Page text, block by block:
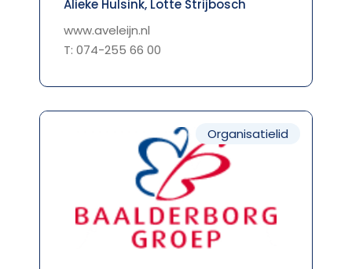
Alieke Hulsink, Lotte Strijbosch
www.aveleijn.nl
T: 074-255 66 00
Organisatielid